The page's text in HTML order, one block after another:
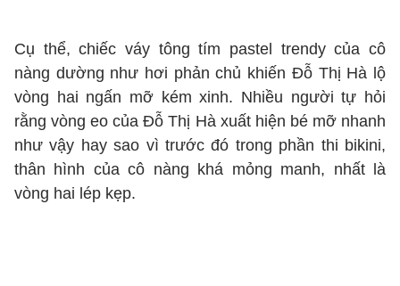
Cụ thể, chiếc váy tông tím pastel trendy của cô
nàng dường như hơi phản chủ khiến Đỗ Thị Hà lộ
vòng hai ngấn mỡ kém xinh. Nhiều người tự hỏi
rằng vòng eo của Đỗ Thị Hà xuất hiện bé mỡ nhanh
như vậy hay sao vì trước đó trong phần thi bikini,
thân hình của cô nàng khá mỏng manh, nhất là
vòng hai lép kẹp.